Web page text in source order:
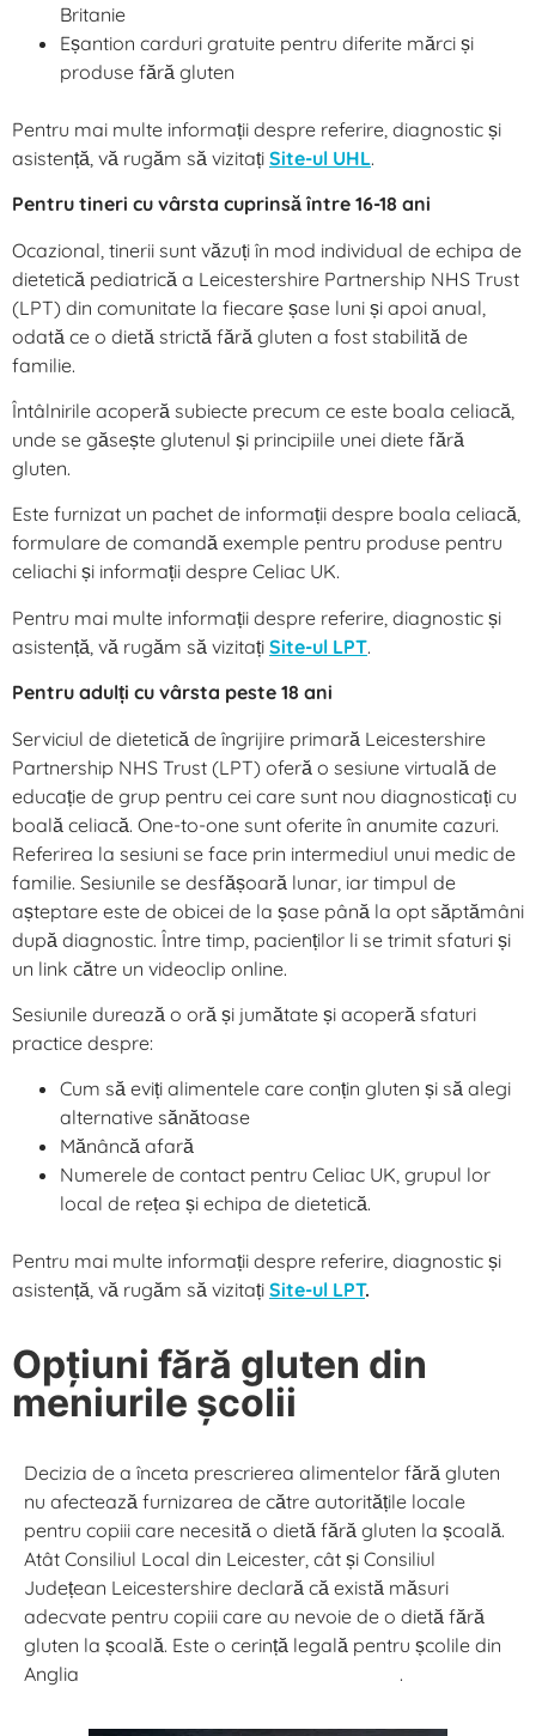
Britanie
Eșantion carduri gratuite pentru diferite mărci și
produse fără gluten
Pentru mai multe informații despre referire, diagnostic și
asistență, vă rugăm să vizitați Site-ul UHL.
Pentru tineri cu vârsta cuprinsă între 16-18 ani
Ocazional, tinerii sunt văzuți în mod individual de echipa de
dietetică pediatrică a Leicestershire Partnership NHS Trust
(LPT) din comunitate la fiecare șase luni și apoi anual,
odată ce o dietă strictă fără gluten a fost stabilită de
familie.
Întâlnirile acoperă subiecte precum ce este boala celiacă,
unde se găsește glutenul și principiile unei diete fără
gluten.
Este furnizat un pachet de informații despre boala celiacă,
formulare de comandă exemple pentru produse pentru
celiachi și informații despre Celiac UK.
Pentru mai multe informații despre referire, diagnostic și
asistență, vă rugăm să vizitați Site-ul LPT.
Pentru adulți cu vârsta peste 18 ani
Serviciul de dietetică de îngrijire primară Leicestershire
Partnership NHS Trust (LPT) oferă o sesiune virtuală de
educație de grup pentru cei care sunt nou diagnosticați cu
boală celiacă. One-to-one sunt oferite în anumite cazuri.
Referirea la sesiuni se face prin intermediul unui medic de
familie. Sesiunile se desfășoară lunar, iar timpul de
așteptare este de obicei de la șase până la opt săptămâni
după diagnostic. Între timp, pacienților li se trimit sfaturi și
un link către un videoclip online.
Sesiunile durează o oră și jumătate și acoperă sfaturi
practice despre:
Cum să eviți alimentele care conțin gluten și să alegi
alternative sănătoase
Mănâncă afară
Numerele de contact pentru Celiac UK, grupul lor
local de rețea și echipa de dietetică.
Pentru mai multe informații despre referire, diagnostic și
asistență, vă rugăm să vizitați Site-ul LPT.
Opțiuni fără gluten din
meniurile școlii
Decizia de a înceta prescrierea alimentelor fără gluten
nu afectează furnizarea de către autoritățile locale
pentru copiii care necesită o dietă fără gluten la școală.
Atât Consiliul Local din Leicester, cât și Consiliul
Județean Leicestershire declară că există măsuri
adecvate pentru copiii care au nevoie de o dietă fără
gluten la școală. Este o cerință legală pentru școlile din
Anglia
.